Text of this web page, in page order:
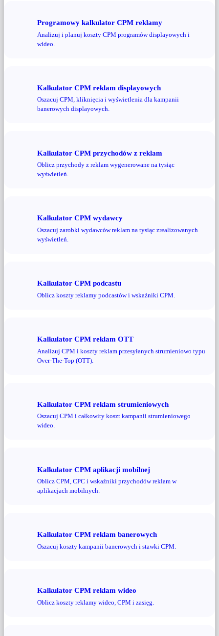
Programowy kalkulator CPM reklamy
Analizuj i planuj koszty CPM programów displayowych i
wideo.
Kalkulator CPM reklam displayowych
Oszacuj CPM, kliknięcia i wyświetlenia dla kampanii
banerowych displayowych.
Kalkulator CPM przychodów z reklam
Oblicz przychody z reklam wygenerowane na tysiąc
wyświetleń.
Kalkulator CPM wydawcy
Oszacuj zarobki wydawców reklam na tysiąc zrealizowanych
wyświetleń.
Kalkulator CPM podcastu
Oblicz koszty reklamy podcastów i wskaźniki CPM.
Kalkulator CPM reklam OTT
Analizuj CPM i koszty reklam przesyłanych strumieniowo typu
Over-The-Top (OTT).
Kalkulator CPM reklam strumieniowych
Oszacuj CPM i całkowity koszt kampanii strumieniowego
wideo.
Kalkulator CPM aplikacji mobilnej
Oblicz CPM, CPC i wskaźniki przychodów reklam w
aplikacjach mobilnych.
Kalkulator CPM reklam banerowych
Oszacuj koszty kampanii banerowych i stawki CPM.
Kalkulator CPM reklam wideo
Oblicz koszty reklamy wideo, CPM i zasięg.